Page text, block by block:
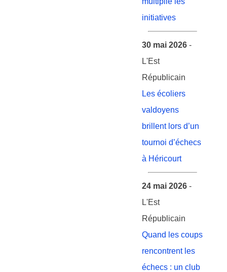
initiatives
30 mai 2026 -
L'Est
Républicain
Les écoliers
valdoyens
brillent lors d’un
tournoi d’échecs
à Héricourt
24 mai 2026 -
L'Est
Républicain
Quand les coups
rencontrent les
échecs : un club